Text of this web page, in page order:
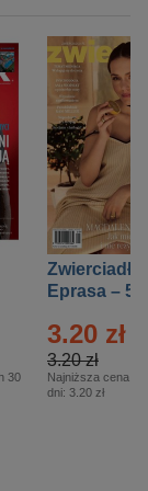
30
Zwierciadło
Eprasa – 5/
3.20 zł
3.20 zł
Najniższa cena z
dni: 3.20 zł